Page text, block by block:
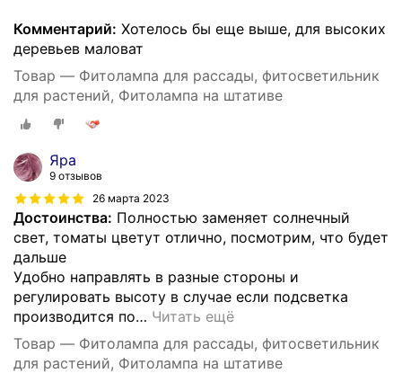
Комментарий: Хотелось бы еще выше, для высоких
деревьев маловат
Товар — Фитолампа для рассады, фитосветильник
для растений, Фитолампа на штативе
Яра
9 отзывов
26 марта 2023
Достоинства: Полностью заменяет солнечный
свет, томаты цветут отлично, посмотрим, что будет
дальше
Удобно направлять в разные стороны и
регулировать высоту в случае если подсветка
производится по… Читать ещё
Товар — Фитолампа для рассады, фитосветильник
для растений, Фитолампа на штативе